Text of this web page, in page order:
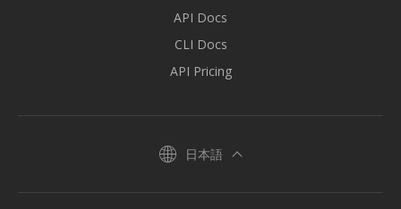
API Docs
CLI Docs
API Pricing
日本語